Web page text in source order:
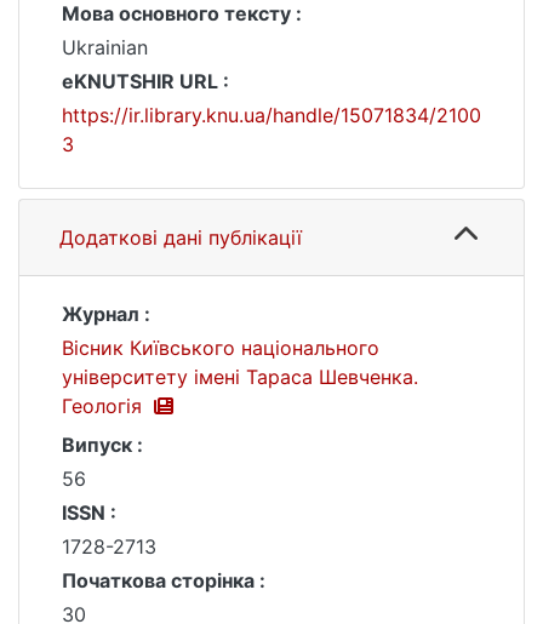
Мова основного тексту :
Ukrainian
eKNUTSHIR URL :
https://ir.library.knu.ua/handle/15071834/2100
3
Додаткові дані публікації
Журнал :
Вісник Київського національного
університету імені Тараса Шевченка.
Геологія
Випуск :
56
ISSN :
1728-2713
Початкова сторінка :
30